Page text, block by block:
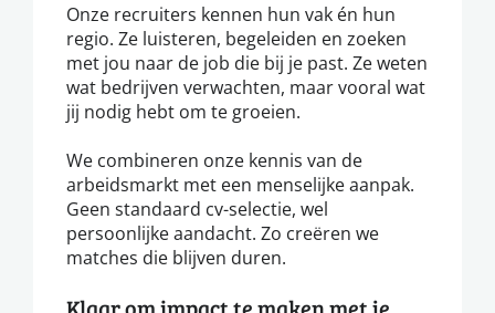
Onze recruiters kennen hun vak én hun
regio. Ze luisteren, begeleiden en zoeken
met jou naar de job die bij je past. Ze weten
wat bedrijven verwachten, maar vooral wat
jij nodig hebt om te groeien.
We combineren onze kennis van de
arbeidsmarkt met een menselijke aanpak.
Geen standaard cv-selectie, wel
persoonlijke aandacht. Zo creëren we
matches die blijven duren.